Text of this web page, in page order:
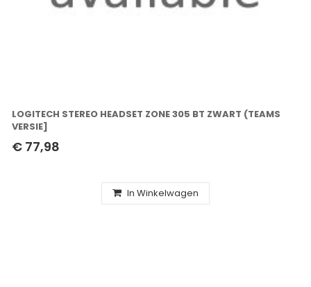
LOGITECH STEREO HEADSET ZONE 305 BT ZWART (TEAMS
VERSIE]
€ 77,98
In Winkelwagen